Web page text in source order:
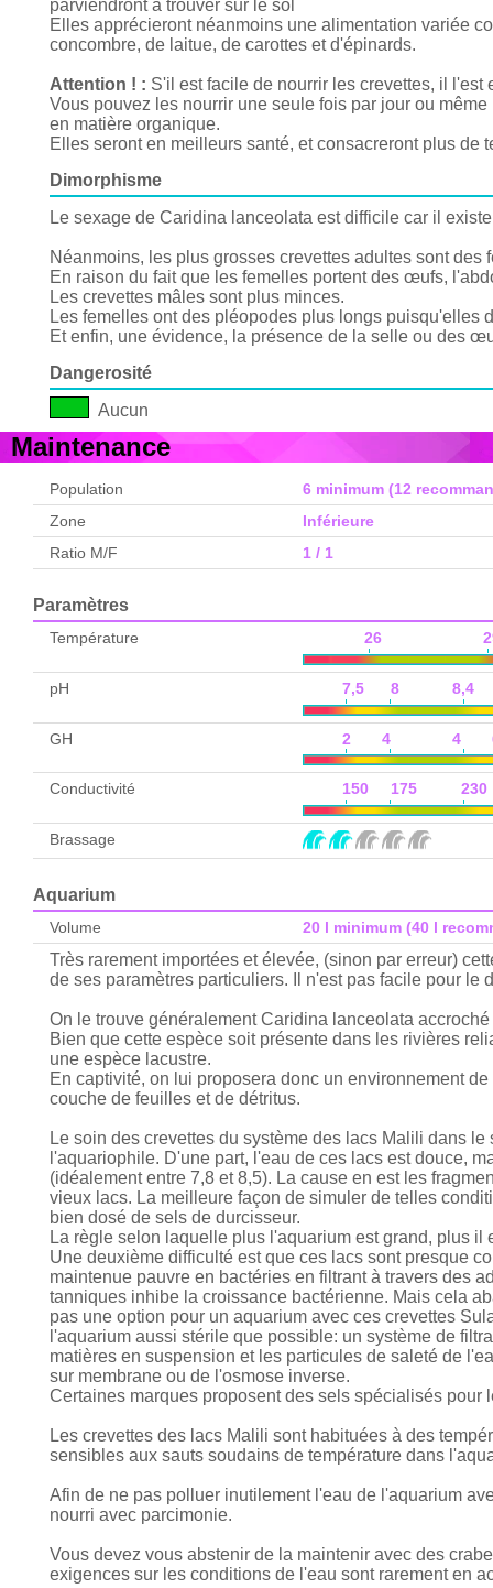
parviendront à trouver sur le sol
Elles apprécieront néanmoins une alimentation variée
concombre, de laitue, de carottes et d'épinards.
Attention ! : S'il est facile de nourrir les crevettes, il l'est
Vous pouvez les nourrir une seule fois par jour ou
en matière organique.
Elles seront en meilleurs santé, et consacreront plus de
Dimorphisme
Le sexage de Caridina lanceolata est difficile car il
Néanmoins, les plus grosses crevettes adultes sont des
En raison du fait que les femelles portent des œufs,
Les crevettes mâles sont plus minces.
Les femelles ont des pléopodes plus longs puisqu'elles
Et enfin, une évidence, la présence de la selle ou des
Dangerosité
Aucun
Maintenance
Population
6 minimum (12
Zone
Inférieure
Ratio M/F
1 / 1
Paramètres
Température 26
pH 7,5 8 8,4
GH 2 4 4
Conductivité 150 175 230
Brassage
Aquarium
Volume 20 l minimum (40 l
Très rarement importées et élevée, (sinon par erreur)
de ses paramètres particuliers. Il n'est pas facile pour
On le trouve généralement Caridina lanceolata
Bien que cette espèce soit présente dans les rivières
une espèce lacustre.
En captivité, on lui proposera donc un environnement
couche de feuilles et de détritus.
Le soin des crevettes du système des lacs Malili dans
l'aquariophile. D'une part, l'eau de ces lacs est douce,
(idéalement entre 7,8 et 8,5). La cause en est les
vieux lacs. La meilleure façon de simuler de telles
bien dosé de sels de durcisseur.
La règle selon laquelle plus l'aquarium est grand, plus
Une deuxième difficulté est que ces lacs sont presque
maintenue pauvre en bactéries en filtrant à travers des
tanniques inhibe la croissance bactérienne. Mais cela
pas une option pour un aquarium avec ces crevettes
l'aquarium aussi stérile que possible: un système de
matières en suspension et les particules de saleté de
sur membrane ou de l'osmose inverse.
Certaines marques proposent des sels spécialisés pour
Les crevettes des lacs Malili sont habituées à des
sensibles aux sauts soudains de température dans
Afin de ne pas polluer inutilement l'eau de l'aquarium
nourri avec parcimonie.
Vous devez vous abstenir de la maintenir avec des
exigences sur les conditions de l'eau sont rarement en